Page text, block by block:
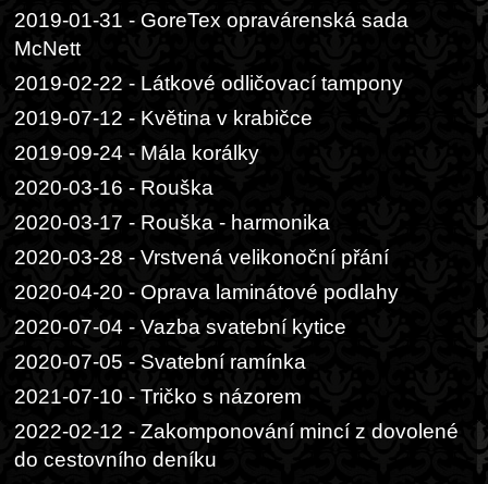
2019-01-31 - GoreTex opravárenská sada
McNett
2019-02-22 - Látkové odličovací tampony
2019-07-12 - Květina v krabičce
2019-09-24 - Mála korálky
2020-03-16 - Rouška
2020-03-17 - Rouška - harmonika
2020-03-28 - Vrstvená velikonoční přání
2020-04-20 - Oprava laminátové podlahy
2020-07-04 - Vazba svatební kytice
2020-07-05 - Svatební ramínka
2021-07-10 - Tričko s názorem
2022-02-12 - Zakomponování mincí z dovolené
do cestovního deníku